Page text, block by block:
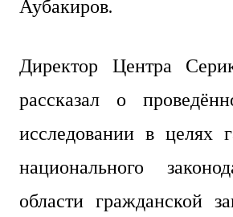
Аубакиров.
Директор Центра
рассказал о
исследовании в целях
национального
области гражданской